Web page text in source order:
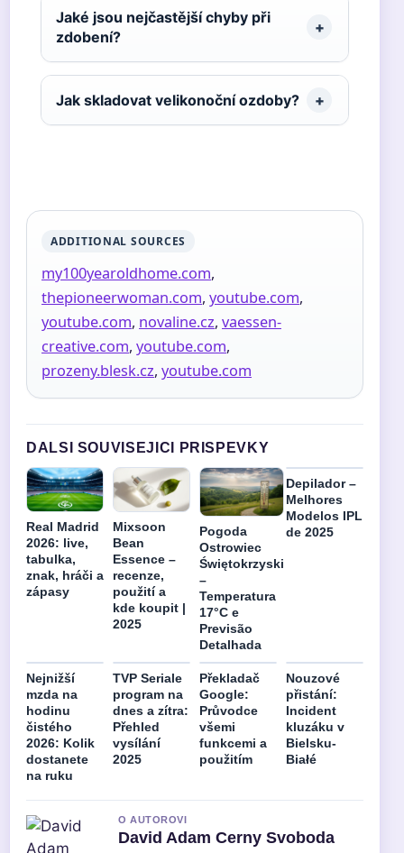
Jaké jsou nejčastější chyby při
zdobení?
Jak skladovat velikonoční ozdoby?
ADDITIONAL SOURCES
my100yearoldhome.com,
thepioneerwoman.com, youtube.com,
youtube.com, novaline.cz, vaessen-
creative.com, youtube.com,
prozeny.blesk.cz, youtube.com
DALSI SOUVISEJICI PRISPEVKY
Real Madrid
2026: live,
tabulka,
znak, hráči a
zápasy
Mixsoon
Bean
Essence –
recenze,
použití a
kde koupit |
2025
Pogoda
Ostrowiec
Świętokrzyski
–
Temperatura
17°C e
Previsão
Detalhada
Depilador –
Melhores
Modelos IPL
de 2025
Nejnižší
mzda na
hodinu
čistého
2026: Kolik
dostanete
na ruku
TVP Seriale
program na
dnes a zítra:
Přehled
vysílání
2025
Překladač
Google:
Průvodce
všemi
funkcemi a
použitím
Nouzové
přistání:
Incident
kluzáku v
Bielsku-
Białé
O AUTOROVI
David Adam Cerny Svoboda